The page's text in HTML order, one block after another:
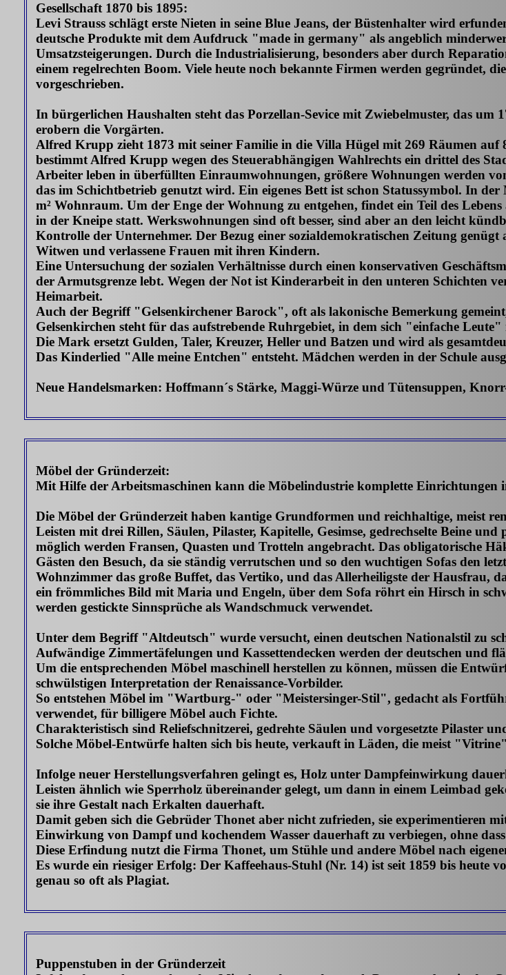
Gesellschaft 1870 bis 1895:
Levi Strauss schlägt erste Nieten in seine Blue Jeans, der Büstenhalter wird
deutsche Produkte mit dem Aufdruck "made in germany" als angeblich
Umsatzsteigerungen. Durch die Industrialisierung, besonders aber durch
einem regelrechten Boom. Viele heute noch bekannte Firmen werden gegründet,
vorgeschrieben.
In bürgerlichen Haushalten steht das Porzellan-Sevice mit Zwiebelmuster, das
erobern die Vorgärten.
Alfred Krupp zieht 1873 mit seiner Familie in die Villa Hügel mit 269 Räumen
bestimmt Alfred Krupp wegen des Steuerabhängigen Wahlrechts ein drittel des
Arbeiter leben in überfüllten Einraumwohnungen, größere Wohnungen werden
das im Schichtbetrieb genutzt wird. Ein eigenes Bett ist schon Statussymbol. In
m² Wohnraum. Um der Enge der Wohnung zu entgehen, findet ein Teil des
in der Kneipe statt. Werkswohnungen sind oft besser, sind aber an den leicht
Kontrolle der Unternehmer. Der Bezug einer sozialdemokratischen Zeitung
Witwen und verlassene Frauen mit ihren Kindern.
Eine Untersuchung der sozialen Verhältnisse durch einen konservativen
der Armutsgrenze lebt. Wegen der Not ist Kinderarbeit in den unteren Schichten
Heimarbeit.
Auch der Begriff "Gelsenkirchener Barock", oft als lakonische Bemerkung
Gelsenkirchen steht für das aufstrebende Ruhrgebiet, in dem sich "einfache
Die Mark ersetzt Gulden, Taler, Kreuzer, Heller und Batzen und wird als
Das Kinderlied "Alle meine Entchen" entsteht. Mädchen werden in der Schule
Neue Handelsmarken: Hoffmann´s Stärke, Maggi-Würze und Tütensuppen,
Möbel der Gründerzeit:
Mit Hilfe der Arbeitsmaschinen kann die Möbelindustrie komplette Einrichtungen
Die Möbel der Gründerzeit haben kantige Grundformen und reichhaltige, meist
Leisten mit drei Rillen, Säulen, Pilaster, Kapitelle, Gesimse, gedrechselte Beine
möglich werden Fransen, Quasten und Trotteln angebracht. Das obligatorische
Gästen den Besuch, da sie ständig verrutschen und so den wuchtigen Sofas den
Wohnzimmer das große Buffet, das Vertiko, und das Allerheiligste der Hausfrau,
ein frömmliches Bild mit Maria und Engeln, über dem Sofa röhrt ein Hirsch in
werden gestickte Sinnsprüche als Wandschmuck verwendet.
Unter dem Begriff "Altdeutsch" wurde versucht, einen deutschen Nationalstil zu
Aufwändige Zimmertäfelungen und Kassettendecken werden der deutschen und
Um die entsprechenden Möbel maschinell herstellen zu können, müssen die
schwülstigen Interpretation der Renaissance-Vorbilder.
So entstehen Möbel im "Wartburg-" oder "Meistersinger-Stil", gedacht als
verwendet, für billigere Möbel auch Fichte.
Charakteristisch sind Reliefschnitzerei, gedrehte Säulen und vorgesetzte Pilaster
Solche Möbel-Entwürfe halten sich bis heute, verkauft in Läden, die meist
Infolge neuer Herstellungsverfahren gelingt es, Holz unter Dampfeinwirkung
Leisten ähnlich wie Sperrholz übereinander gelegt, um dann in einem Leimbad
sie ihre Gestalt nach Erkalten dauerhaft.
Damit geben sich die Gebrüder Thonet aber nicht zufrieden, sie experimentieren
Einwirkung von Dampf und kochendem Wasser dauerhaft zu verbiegen, ohne
Diese Erfindung nutzt die Firma Thonet, um Stühle und andere Möbel nach
Es wurde ein riesiger Erfolg: Der Kaffeehaus-Stuhl (Nr. 14) ist seit 1859 bis
genau so oft als Plagiat.
Puppenstuben in der Gründerzeit